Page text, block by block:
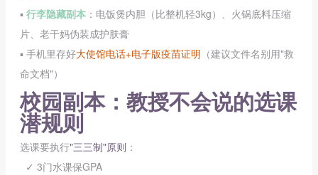
▪️ 行李隐藏副本 ：电饭煲内胆（比整机轻3kg）、火锅底料压缩
片、老干妈伪装成护肤膏
▪️ 手机里存好大使馆电话+电子版疫苗证明 （建议文件名别用"救
命文档"）
校园副本：教授不会说的选课
潜规则
选课要执行"三三制"原则 ：
✓ 3门水课保GPA